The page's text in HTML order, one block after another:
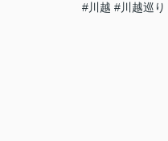
#川越 #川越巡り